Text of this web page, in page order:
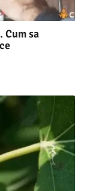
Cum sa